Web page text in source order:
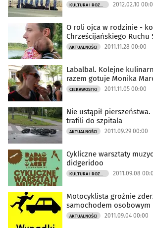
KULTURA I ROZRYWKA 2012.02.10
O roli ojca w rodzinie -
Chrześcijańskiego Ruchu
AKTUALNOŚCI 2011.11.28 00:00
Labalbal. Kolejne
razem gotuje Monika
CIEKAWOSTKI 2011.11.05 00:00
Nie ustąpił
trafili do szpitala
AKTUALNOŚCI 2011.09.29 00:00
Cykliczne warsztaty
didgeridoo
KULTURA I ROZRYWKA 2011.09.08
Motocyklista groźnie
samochodem osobowym
AKTUALNOŚCI 2011.09.04 00:00